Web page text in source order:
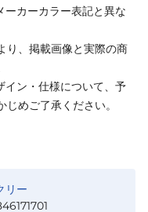
カーカラー表記と異な
り、掲載画像と実際の商
ン・仕様について、予
めご了承ください。
リー